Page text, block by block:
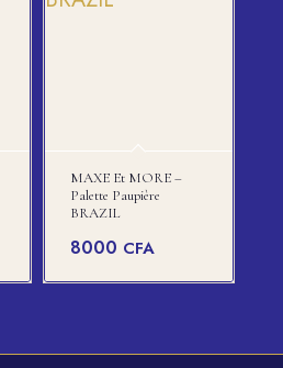
MAXE Et MORE –
Palette Paupière
BRAZIL
8000 CFA